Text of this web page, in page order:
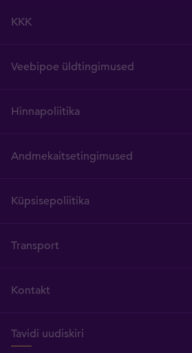
KKK
Veebipoe üldtingimused
Hinnapoliitika
Andmekaitsetingimused
Küpsisepoliitika
Transport
Kontakt
Tavidi uudiskiri